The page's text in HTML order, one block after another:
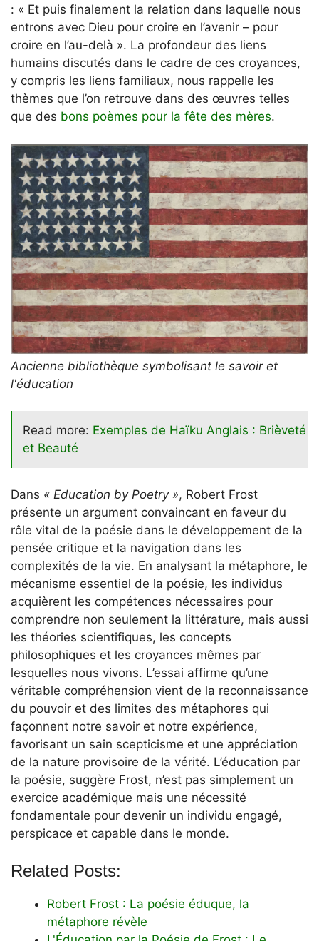
: « Et puis finalement la relation dans laquelle nous
entrons avec Dieu pour croire en l’avenir – pour
croire en l’au-delà ». La profondeur des liens
humains discutés dans le cadre de ces croyances,
y compris les liens familiaux, nous rappelle les
thèmes que l’on retrouve dans des œuvres telles
que des bons poèmes pour la fête des mères.
Ancienne bibliothèque symbolisant le savoir et
l'éducation
Read more: Exemples de Haïku Anglais : Brièveté
et Beauté
Dans « Education by Poetry », Robert Frost
présente un argument convaincant en faveur du
rôle vital de la poésie dans le développement de la
pensée critique et la navigation dans les
complexités de la vie. En analysant la métaphore, le
mécanisme essentiel de la poésie, les individus
acquièrent les compétences nécessaires pour
comprendre non seulement la littérature, mais aussi
les théories scientifiques, les concepts
philosophiques et les croyances mêmes par
lesquelles nous vivons. L’essai affirme qu’une
véritable compréhension vient de la reconnaissance
du pouvoir et des limites des métaphores qui
façonnent notre savoir et notre expérience,
favorisant un sain scepticisme et une appréciation
de la nature provisoire de la vérité. L’éducation par
la poésie, suggère Frost, n’est pas simplement un
exercice académique mais une nécessité
fondamentale pour devenir un individu engagé,
perspicace et capable dans le monde.
Related Posts:
Robert Frost : La poésie éduque, la
métaphore révèle